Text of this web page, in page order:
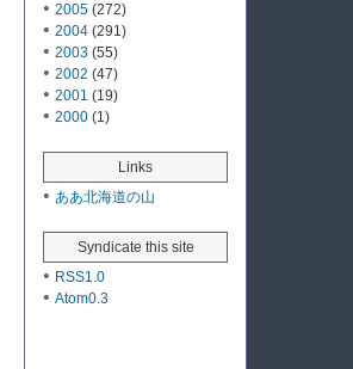
2005 (272)
2004 (291)
2003 (55)
2002 (47)
2001 (19)
2000 (1)
Links
ああ北海道の山
Syndicate this site
RSS1.0
Atom0.3